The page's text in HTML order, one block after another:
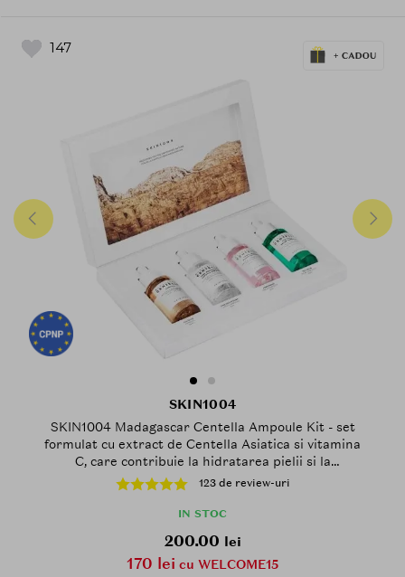
147
SKIN1004
SKIN1004 Madagascar Centella Ampoule Kit - set
formulat cu extract de Centella Asiatica si vitamina
C, care contribuie la hidratarea pielii si la
mentinerea confortului cutanat
123 de review-uri
IN STOC
200.00 lei
170 lei cu WELCOME15